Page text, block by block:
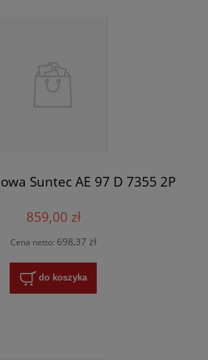
Suntec AE 97 D 7355 2P
859,00 zł
Cena netto: 698,37 zł
do koszyka